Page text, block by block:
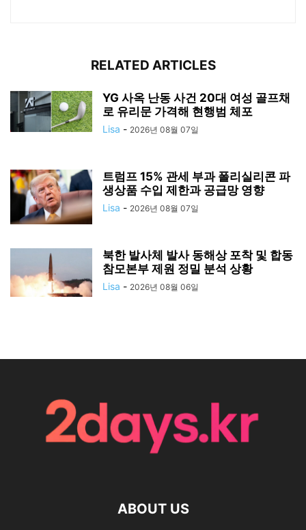
RELATED ARTICLES
YG 사옥 난동 사건 20대 여성 골프채
로 유리문 가격해 현행범 체포
Lisa - 2026년 08월 07일
트럼프 15% 관세 부과 폴리실리콘 파
생상품 수입 제한과 공급망 영향
Lisa - 2026년 08월 07일
북한 발사체 발사 동해상 포착 및 합동
참모본부 제원 정밀 분석 상황
Lisa - 2026년 08월 06일
ABOUT US